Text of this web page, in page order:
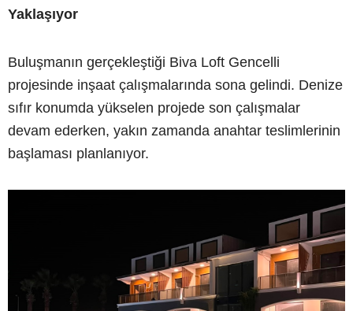
Yaklaşıyor
Buluşmanın gerçekleştiği Biva Loft Gencelli
projesinde inşaat çalışmalarında sona gelindi. Denize
sıfır konumda yükselen projede son çalışmalar
devam ederken, yakın zamanda anahtar teslimlerinin
başlaması planlanıyor.